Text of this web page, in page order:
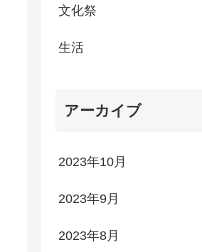
文化祭
生活
アーカイブ
2023年10月
2023年9月
2023年8月